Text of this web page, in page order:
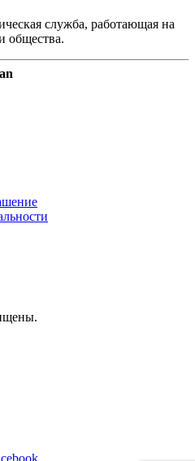
служба, работающая на
общества.